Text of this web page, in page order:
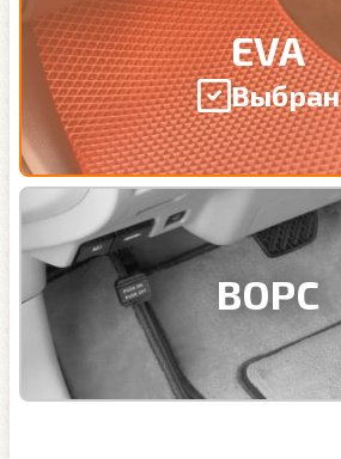
EVA
Выбран
ВОРС